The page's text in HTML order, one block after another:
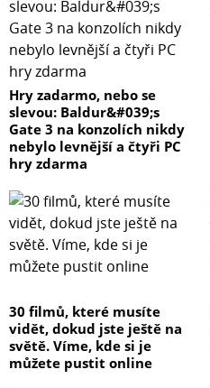
Hry zadarmo, nebo se
slevou: Baldur&#039;s
Gate 3 na konzolích nikdy
nebylo levnější a čtyři PC
hry zdarma
30 filmů, které musíte
vidět, dokud jste ještě na
světě. Víme, kde si je
můžete pustit online